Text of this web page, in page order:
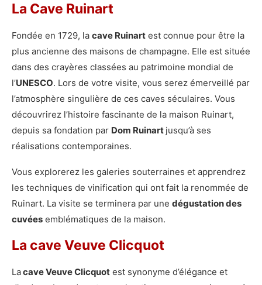
La Cave Ruinart
Fondée en 1729, la cave Ruinart est connue pour être la
plus ancienne des maisons de champagne. Elle est située
dans des crayères classées au patrimoine mondial de
l’UNESCO. Lors de votre visite, vous serez émerveillé par
l’atmosphère singulière de ces caves séculaires. Vous
découvrirez l’histoire fascinante de la maison Ruinart,
depuis sa fondation par Dom Ruinart jusqu’à ses
réalisations contemporaines.
Vous explorerez les galeries souterraines et apprendrez
les techniques de vinification qui ont fait la renommée de
Ruinart. La visite se terminera par une dégustation des
cuvées emblématiques de la maison.
La cave Veuve Clicquot
Lacave Veuve Clicquot est synonyme d’élégance et